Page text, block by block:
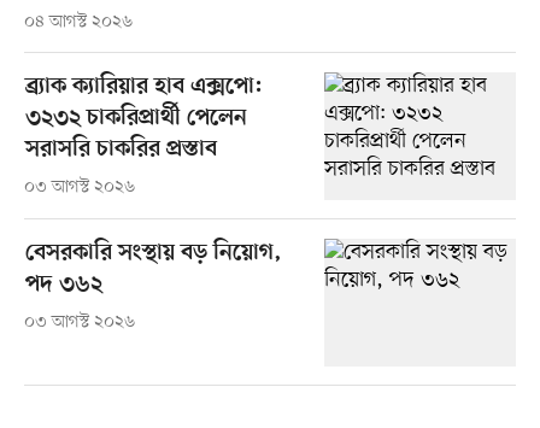
০৪ আগস্ট ২০২৬
ব্র্যাক ক্যারিয়ার হাব এক্সপো:
৩২৩২ চাকরিপ্রার্থী পেলেন
সরাসরি চাকরির প্রস্তাব
০৩ আগস্ট ২০২৬
বেসরকারি সংস্থায় বড় নিয়োগ,
পদ ৩৬২
০৩ আগস্ট ২০২৬